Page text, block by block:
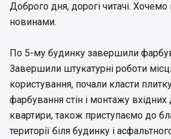
Доброго дня, дорогі читачі.
новинами.
По 5-му будинку завершили
Завершили штукатурні роботи
користування, почали класти
фарбування стін і монтажу
квартири, також приступаємо до
території біля будинку і